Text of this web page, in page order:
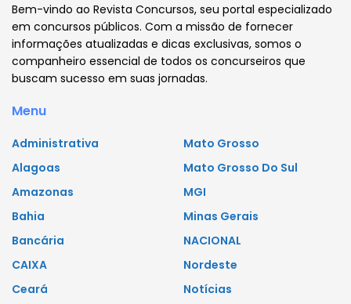
Bem-vindo ao Revista Concursos, seu portal especializado
em concursos públicos. Com a missão de fornecer
informações atualizadas e dicas exclusivas, somos o
companheiro essencial de todos os concurseiros que
buscam sucesso em suas jornadas.
Menu
Administrativa
Alagoas
Amazonas
Bahia
Bancária
CAIXA
Ceará
Mato Grosso
Mato Grosso Do Sul
MGI
Minas Gerais
NACIONAL
Nordeste
Notícias